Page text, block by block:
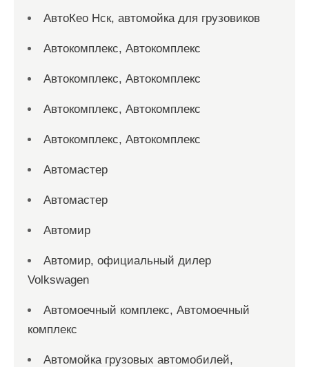
АвтоКео Нск, автомойка для грузовиков
Автокомплекс, Автокомплекс
Автокомплекс, Автокомплекс
Автокомплекс, Автокомплекс
Автокомплекс, Автокомплекс
Автомастер
Автомастер
Автомир
Автомир, официальный дилер
Volkswagen
Автомоечный комплекс, Автомоечный
комплекс
Автомойка грузовых автомобилей,